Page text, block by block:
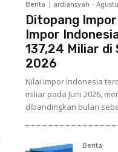
Berita ardiansyah -
Ditopang
Impor
137,24 Miliar di
2026
Nilai impor Indonesia
miliar pada Juni 2026,
dibandingkan bulan
Berita